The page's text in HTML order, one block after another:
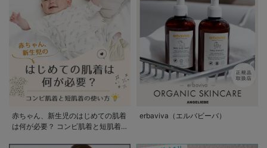
赤ちゃん、新生児のはじめての肌着
は何が必要？ コンビ肌着と短肌着
erbaviva（エルバビーバ）